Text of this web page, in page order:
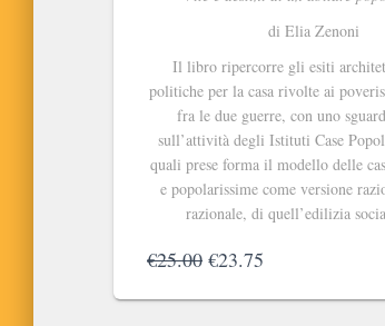
di Elia Zenoni
Il libro ripercorre gli esiti
politiche per la casa rivolte ai
fra le due guerre, con uno
sull’attività degli Istituti Case
quali prese forma il modello delle
e popolarissime come versione
razionale, di quell’edilizia
€25.00 Il
originale
€23.75
attuale